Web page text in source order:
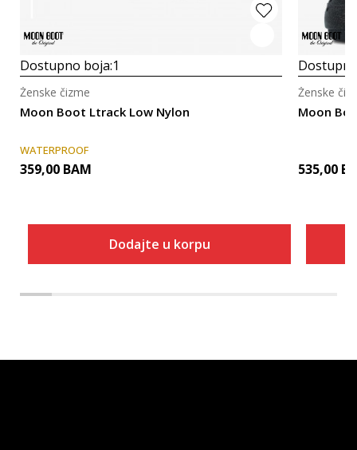
Dostupno boja:1
Moon Boot Ltrack Low Nylon
Ženske čizme
WATERPROOF
359,00 BAM
Dodajte u korpu
Moon
Ženske
535,00